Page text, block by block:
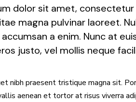
dolor sit amet, consectetur
magna pulvinar laoreet.
a enim. Nunc at
justo, vel mollis neque
nibh praesent tristique magna sit.
aenean et tortor at risus viverra